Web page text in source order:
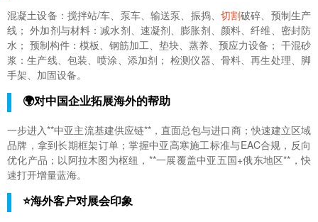
混凝土设备：搅拌站/车、泵车、输送泵、振捣、 切割破碎、预制生产
线； 外加剂与材料：减水剂、速凝剂、膨胀剂、颜料、纤维、密封防
水； 预制构件：模板、钢筋加工、垫块、蒸养、预应力设备； 干混砂
浆：生产线、包装、喷涂、添加剂； 检测仪器、骨料、再生处理、脚
手架、加固设备。
🌍对中国企业拓展海外的帮助
一步进入**中亚主流基建供应链**，直面总包与进口商；快速建立区域
品牌，拿到长期框架订单；掌握中亚高寒施工标准与EAC合规，反向
优化产品；以阿拉木图为枢纽，**一展覆盖中亚五国+俄东地区**，快
速打开增量蓝海。
⭐海外客户对展会印象